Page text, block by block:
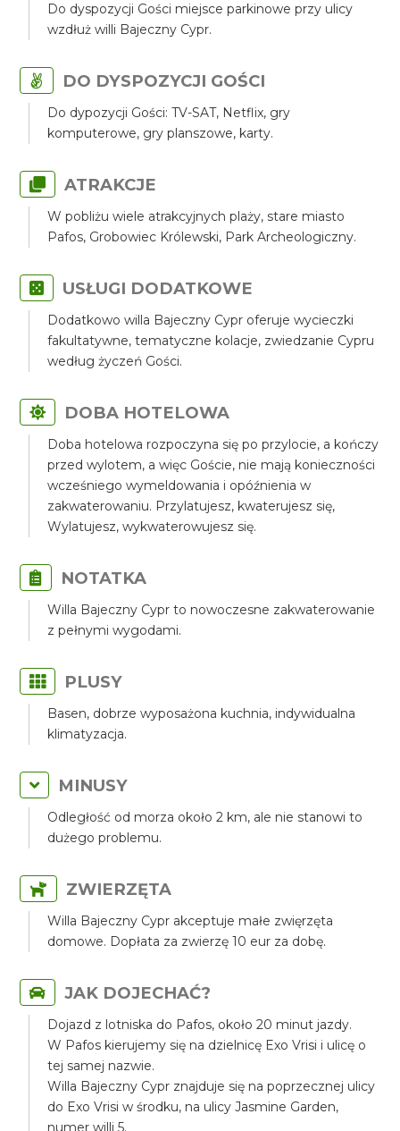
Do dyspozycji Gości miejsce parkinowe przy ulicy
wzdłuż willi Bajeczny Cypr.
DO DYSPOZYCJI GOŚCI
Do dypozycji Gości: TV-SAT, Netflix, gry
komputerowe, gry planszowe, karty.
ATRAKCJE
W pobliżu wiele atrakcyjnych plaży, stare miasto
Pafos, Grobowiec Królewski, Park Archeologiczny.
USŁUGI DODATKOWE
Dodatkowo willa Bajeczny Cypr oferuje wycieczki
fakultatywne, tematyczne kolacje, zwiedzanie Cypru
według życzeń Gości.
DOBA HOTELOWA
Doba hotelowa rozpoczyna się po przylocie, a kończy
przed wylotem, a więc Goście, nie mają konieczności
wcześniego wymeldowania i opóźnienia w
zakwaterowaniu. Przylatujesz, kwaterujesz się,
Wylatujesz, wykwaterowujesz się.
NOTATKA
Willa Bajeczny Cypr to nowoczesne zakwaterowanie
z pełnymi wygodami.
PLUSY
Basen, dobrze wyposażona kuchnia, indywidualna
klimatyzacja.
MINUSY
Odległość od morza około 2 km, ale nie stanowi to
dużego problemu.
ZWIERZĘTA
Willa Bajeczny Cypr akceptuje małe zwięrzęta
domowe. Dopłata za zwierzę 10 eur za dobę.
JAK DOJECHAĆ?
Dojazd z lotniska do Pafos, około 20 minut jazdy.
W Pafos kierujemy się na dzielnicę Exo Vrisi i ulicę o
tej samej nazwie.
Willa Bajeczny Cypr znajduje się na poprzecznej ulicy
do Exo Vrisi w środku, na ulicy Jasmine Garden,
numer willi 5.